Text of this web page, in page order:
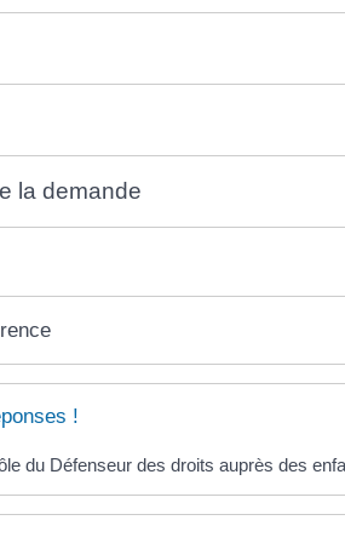
la demande
!
du Défenseur des droits auprès des